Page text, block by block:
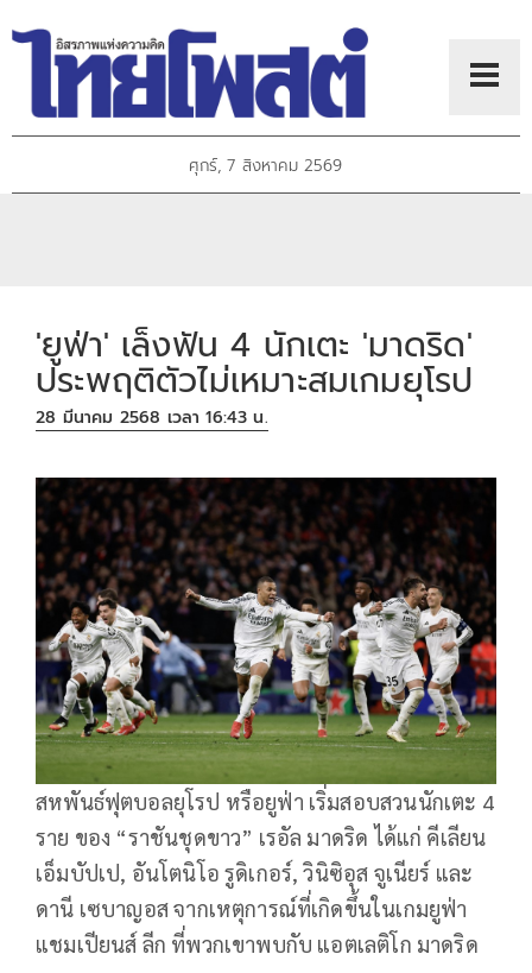
ศุกร์, 7 สิงหาคม 2569
'ยูฟ่า' เล็งฟัน 4 นักเตะ 'มาดริด'
ประพฤติตัวไม่เหมาะสมเกมยุโรป
28 มีนาคม 2568 เวลา 16:43 น.
สหพันธ์ฟุตบอลยุโรป หรือยูฟ่า เริ่มสอบสวนนักเตะ 4
ราย ของ “ราชันชุดขาว” เรอัล มาดริด ได้แก่ คีเลียน
เอ็มบัปเป, อันโตนิโอ รูดิเกอร์, วินิซิอุส จูเนียร์ และ
ดานี เซบาญอส จากเหตุการณ์ที่เกิดขึ้นในเกมยูฟ่า
แชมเปียนส์ ลีก ที่พวกเขาพบกับ แอตเลติโก มาดริด